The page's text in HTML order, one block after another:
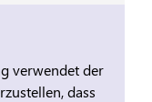
verwendet der
dass